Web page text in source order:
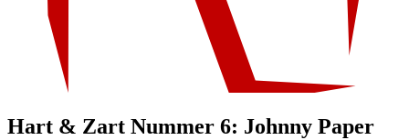
Hart & Zart Nummer 6: Johnny Paper